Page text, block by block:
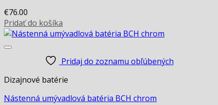
€76.00
Pridať do košíka
Pridaj do zoznamu obľúbených
Dizajnové batérie
Nástenná umývadlová batéria BCH chrom